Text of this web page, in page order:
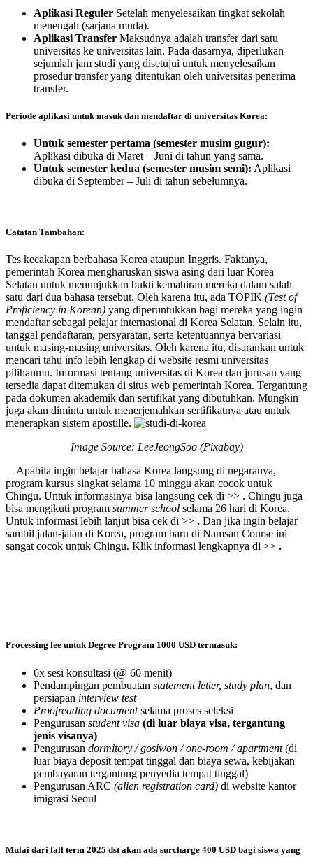
Aplikasi Reguler Setelah menyelesaikan tingkat sekolah
menengah (sarjana muda).
Aplikasi Transfer Maksudnya adalah transfer dari satu
universitas ke universitas lain. Pada dasarnya, diperlukan
sejumlah jam studi yang disetujui untuk menyelesaikan
prosedur transfer yang ditentukan oleh universitas penerima
transfer.
Periode aplikasi untuk masuk dan mendaftar di universitas Korea:
Untuk semester pertama (semester musim gugur):
Aplikasi dibuka di Maret – Juni di tahun yang sama.
Untuk semester kedua (semester musim semi): Aplikasi
dibuka di September – Juli di tahun sebelumnya.
Catatan Tambahan:
Tes kecakapan berbahasa Korea ataupun Inggris. Faktanya,
pemerintah Korea mengharuskan siswa asing dari luar Korea
Selatan untuk menunjukkan bukti kemahiran mereka dalam salah
satu dari dua bahasa tersebut. Oleh karena itu, ada TOPIK (Test of
Proficiency in Korean) yang diperuntukkan bagi mereka yang ingin
mendaftar sebagai pelajar internasional di Korea Selatan. Selain itu,
tanggal pendaftaran, persyaratan, serta ketentuannya bervariasi
untuk masing-masing universitas. Oleh karena itu, disarankan untuk
mencari tahu info lebih lengkap di website resmi universitas
pilihanmu. Informasi tentang universitas di Korea dan jurusan yang
tersedia dapat ditemukan di situs web pemerintah Korea. Tergantung
pada dokumen akademik dan sertifikat yang dibutuhkan. Mungkin
juga akan diminta untuk menerjemahkan sertifikatnya atau untuk
menerapkan sistem apostille.
Image Source: LeeJeongSoo (Pixabay)
Apabila ingin belajar bahasa Korea langsung di negaranya,
program kursus singkat selama 10 minggu akan cocok untuk
Chingu. Untuk informasinya bisa langsung cek di >> . Chingu juga
bisa mengikuti program summer school selama 26 hari di Korea.
Untuk informasi lebih lanjut bisa cek di >> . Dan jika ingin belajar
sambil jalan-jalan di Korea, program baru di Namsan Course ini
sangat cocok untuk Chingu. Klik informasi lengkapnya di >> .
Processing fee untuk Degree Program 1000 USD termasuk:
6x sesi konsultasi (@ 60 menit)
Pendampingan pembuatan statement letter, study plan, dan
persiapan interview test
Proofreading documentselama proses seleksi
Pengurusan student visa (di luar biaya visa, tergantung
jenis visanya)
Pengurusan dormitory / gosiwon / one-room / apartment(di
luar biaya deposit tempat tinggal dan biaya sewa, kebijakan
pembayaran tergantung penyedia tempat tinggal)
Pengurusan ARC (alien registration card) di website kantor
imigrasi Seoul
Mulai dari fall term 2025 dst akan ada surcharge 400 USD bagi siswa yang